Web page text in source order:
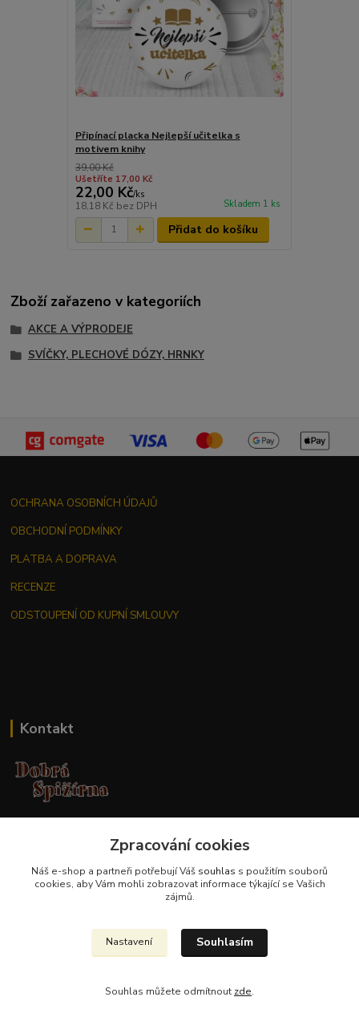
Připínací placka Nejlepší učitelka s
motivem knihy
39,00 Kč
Ušetříte 17,00 Kč
22,00 Kč/ks
18,18 Kč bez DPH Skladem 1 ks
Přidat do košíku
Zboží zařazeno v kategoriích
AKCE A VÝPRODEJE
SVÍČKY, PLECHOVÉ DÓZY, HRNKY
OCHRANA OSOBNÍCH ÚDAJŮ
OBCHODNÍ PODMÍNKY
PLATBA A DOPRAVA
RECENZE
ODSTOUPENÍ OD KUPNÍ SMLOUVY
Kontakt
+420 737 551 994
obchod@dobraspizirna.cz
Zpracování cookies
Náš e-shop a partneři potřebují Váš souhlas s použitím souborů
cookies, aby Vám mohli zobrazovat informace týkající se Vašich
zájmů.
Nastavení Souhlasím
Souhlas můžete odmítnout zde.